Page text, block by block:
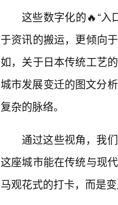
这些数字化的🔥“入
于资讯的搬运，更倾向
如，关于日本传统工艺
城市发展变迁的图文分
复杂的脉络。
通过这些视角，我
这座城市能在传统与现
马观花式的打卡，而是